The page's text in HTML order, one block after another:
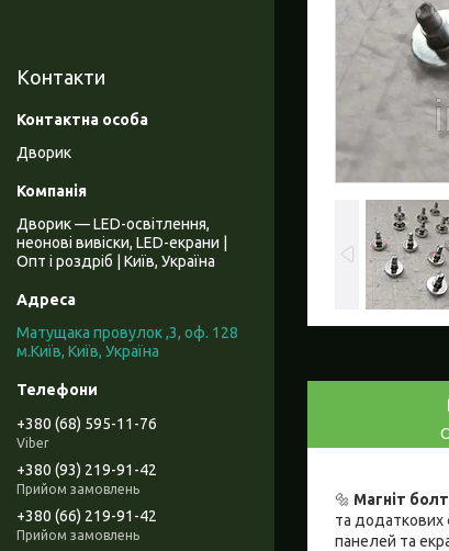
🔩 Магніт
та додаткових
панелей та
Контакти
Дворик
Дворик — LED-освітлення,
неонові вивіски, LED-екрани |
Опт і роздріб | Київ, Україна
Матущака провулок ,3, оф. 128
м.Київ, Київ, Україна
+380 (68) 595-11-76
Viber
+380 (93) 219-91-42
Прийом замовлень
+380 (66) 219-91-42
Прийом замовлень